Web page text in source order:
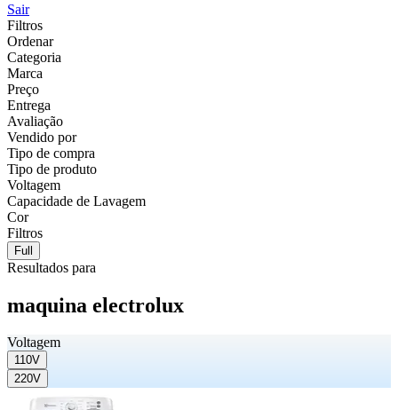
Sair
Filtros
Ordenar
Categoria
Marca
Preço
Entrega
Avaliação
Vendido por
Tipo de compra
Tipo de produto
Voltagem
Capacidade de Lavagem
Cor
Filtros
Full
Resultados para
maquina electrolux
Voltagem
110V
220V